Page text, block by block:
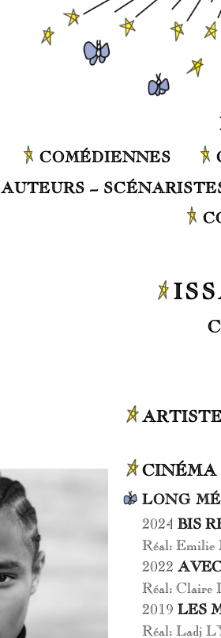
COMÉDIENNES
AUTEURS –
CINÉMA
LONG
2024 BIS
Réal:
2022
Réal: Claire
2019 LES
Réal: Ladj